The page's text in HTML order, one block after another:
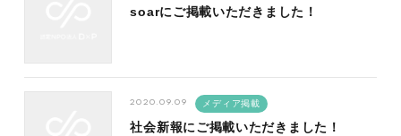
soarにご掲載いただきました！
社会新報にご掲載いただきました！
2020.09.09 メディア掲載